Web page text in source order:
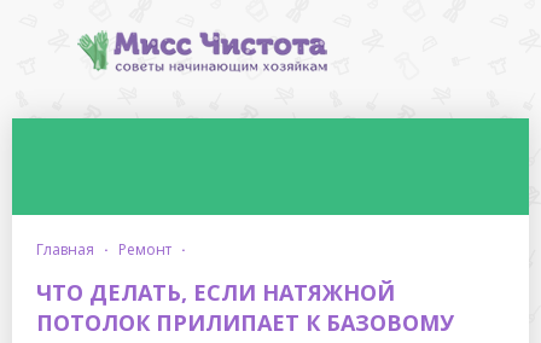
главная · ремонт ·
ЧТО ДЕЛАТЬ, ЕСЛИ НАТЯЖНОЙ
ПОТОЛОК ПРИЛИПАЕТ К БАЗОВОМУ